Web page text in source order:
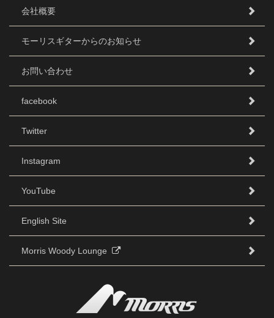
会社概要
モーリスギターからのお知らせ
お問い合わせ
facebook
Twitter
Instagram
YouTube
English Site
Morris Woody Lounge